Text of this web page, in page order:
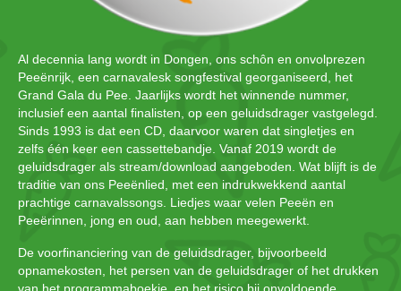
Al decennia lang wordt in Dongen, ons schôn en onvolprezen
Peeënrijk, een carnavalesk songfestival georganiseerd, het
Grand Gala du Pee. Jaarlijks wordt het winnende nummer,
inclusief een aantal finalisten, op een geluidsdrager vastgelegd.
Sinds 1993 is dat een CD, daarvoor waren dat singletjes en
zelfs één keer een cassettebandje. Vanaf 2019 wordt de
geluidsdrager als stream/download aangeboden. Wat blijft is de
traditie van ons Peeënlied, met een indrukwekkend aantal
prachtige carnavalssongs. Liedjes waar velen Peeën en
Peeërinnen, jong en oud, aan hebben meegewerkt.
De voorfinanciering van de geluidsdrager, bijvoorbeeld
opnamekosten, het persen van de geluidsdrager of het drukken